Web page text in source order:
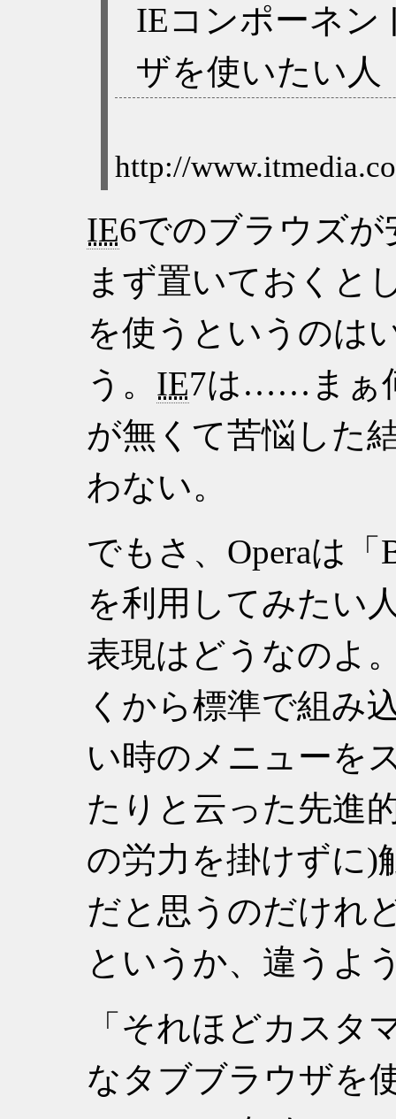
IEコンポーネン
ザを使いたい人
IE6でのブラウズ
まず置いておくと
を使うというのは
う。 IE7は……まぁ
が無くて苦悩した
わない。
でもさ、Operaは
を利用してみたい
表現はどうなのよ
くから標準で組み
い時のメニューを
たりと云った先進
の労力を掛けずに)
だと思うのだけれ
というか、違うよ
それほどカスタ
なタブブラウザを